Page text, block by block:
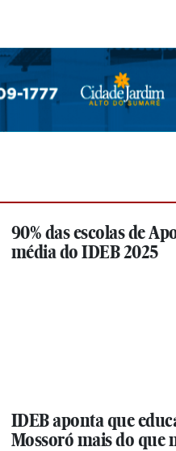
90% das escolas de
média do IDEB 2025
IDEB aponta que
Mossoró mais do que